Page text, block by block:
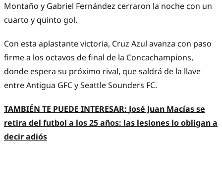
Montaño y Gabriel Fernández cerraron la noche con un
cuarto y quinto gol.
Con esta aplastante victoria, Cruz Azul avanza con paso
firme a los octavos de final de la Concachampions,
donde espera su próximo rival, que saldrá de la llave
entre Antigua GFC y Seattle Sounders FC.
TAMBIÉN TE PUEDE INTERESAR: José Juan Macías se
retira del futbol a los 25 años: las lesiones lo obligan a
decir adiós